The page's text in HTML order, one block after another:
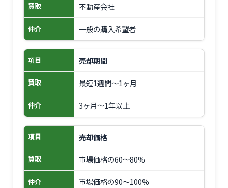
買取 不動産会社
仲介 一般の購入希望者
項目 売却期間
買取 最短1週間～1ヶ月
仲介 3ヶ月～1年以上
項目 売却価格
買取 市場価格の60～80%
仲介 市場価格の90～100%